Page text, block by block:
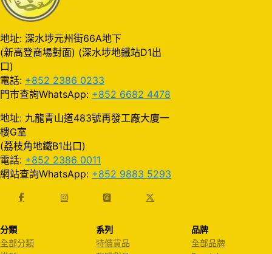
地址: 深水埗元州街66A地下
(新高登商場對面) (深水埗地鐵站D1出
口)
電話: +852 2386 0233
門市查詢WhatsApp: +852 6682 4478
地址: 九龍青山道483號再發工廠大廈一
樓G室
(荔枝角地鐵B1出口)
電話: +852 2386 0011
網站查詢WhatsApp: +852 9883 5293
分類
全部分類
系列
特價貨品
品牌
全部品牌